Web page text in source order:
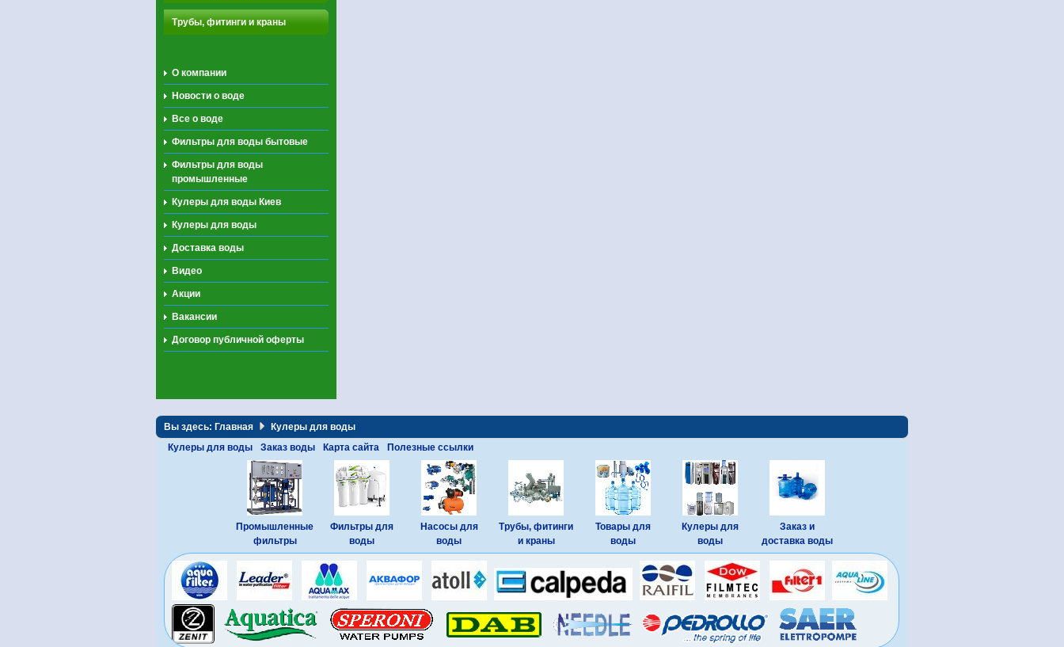
Трубы, фитинги и краны
О компании
Новости о воде
Все о воде
Фильтры для воды бытовые
Фильтры для воды
промышленные
Кулеры для воды Киев
Кулеры для воды
Доставка воды
Видео
Акции
Вакансии
Договор публичной оферты
Вы здесь: Главная
Кулеры для воды
Кулеры для воды
Заказ воды Карта сайта Полезные ссылки
Промышленные
фильтры
Фильтры для
воды
Насосы для
воды
Трубы, фитинги
и краны
Товары для
воды
Кулеры для
воды
Заказ и
доставка воды